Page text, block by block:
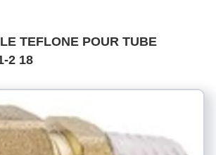
TEFLONE POUR TUBE
2 18